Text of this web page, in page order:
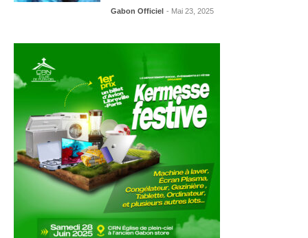
Gabon Officiel - Mai 23, 2025